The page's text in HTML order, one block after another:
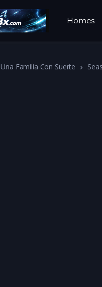
Homes
Una Familia Con Suerte